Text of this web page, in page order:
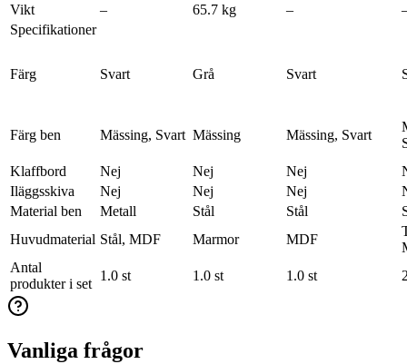
Vikt
– 65.7 kg –
Specifikationer
Färg Svart Grå Svart
Färg ben Mässing, Svart Mässing Mässing, Svart
Klaffbord
Nej Nej Nej
Iläggsskiva
Nej Nej Nej
Material ben
Metall Stål Stål
Huvudmaterial Stål, MDF Marmor MDF
Antal
produkter i set
1.0 st 1.0 st 1.0 st
Vanliga frågor